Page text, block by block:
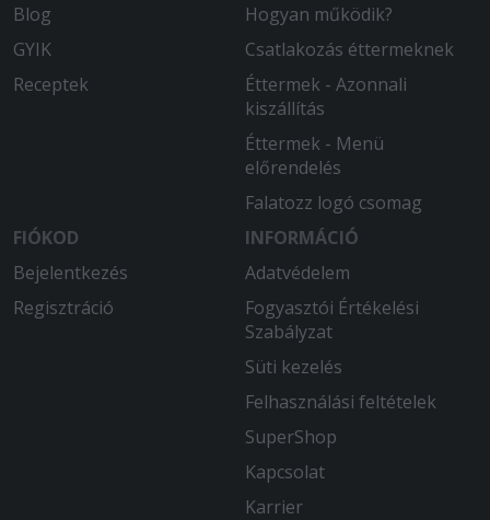
Blog
GYIK
Receptek
Hogyan működik?
Csatlakozás éttermeknek
Éttermek - Azonnali
kiszállítás
Éttermek - Menü
előrendelés
Falatozz logó csomag
FIÓKOD
Bejelentkezés
Regisztráció
INFORMÁCIÓ
Adatvédelem
Fogyasztói Értékelési
Szabályzat
Süti kezelés
Felhasználási feltételek
SuperShop
Kapcsolat
Karrier